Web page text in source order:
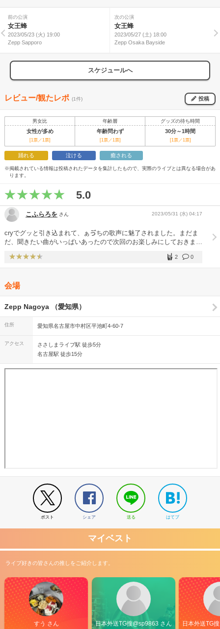
前の公演
女王蜂
2023/05/23 (火) 19:00
Zepp Sapporo
次の公演
女王蜂
2023/05/27 (土) 18:00
Zepp Osaka Bayside
スケジュールへ
レビュー/観たレポ (1件) 投稿
男女比 年齢層 グッズの待ち時間
女性が多め 年齢問わず 30分～1時間
[1票／1票] [1票／1票] [1票／1票]
踊れる 泣ける 癒される
※掲載されている情報は投稿されたデータを集計したもので、実際のライブとは異なる場合があ
ります。
5.0
こふらろを さん 2023/05/31 (水) 04:17
cryでグッと引き込まれて、ぁゔちの歌声に魅了されました。まだま
だ、聞きたい曲がいっぱいあったので次回のお楽しみにしておきま
0
2
会場
Zepp Nagoya （愛知県）
住所 愛知県名古屋市中村区平池町4-60-7
アクセス
ささしまライブ駅 徒歩5分
名古屋駅 徒歩15分
ポスト シェア 送る はてブ
マイベスト
ライブ好きの皆さんの推しをご紹介します。
すう さん 日本外送TG搜@sp9863 さん 日本外送TG